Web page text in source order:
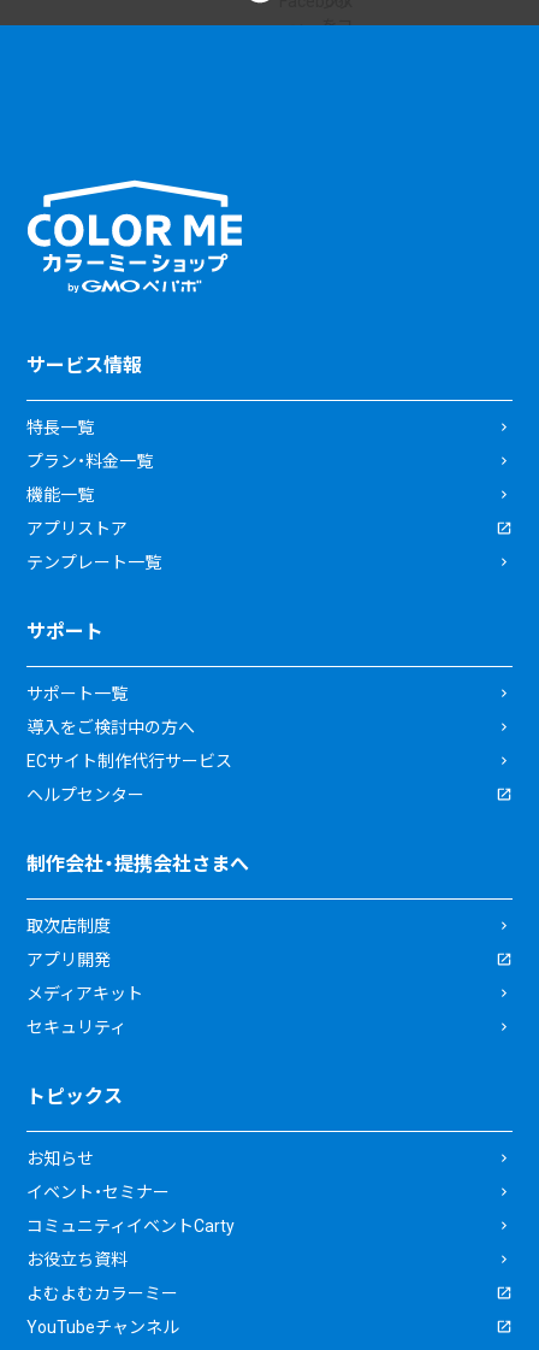
サービス情報
特長一覧
プラン・料金一覧
機能一覧
アプリストア
テンプレート一覧
サポート
サポート一覧
導入をご検討中の方へ
ECサイト制作代行サービス
ヘルプセンター
制作会社・提携会社さまへ
取次店制度
アプリ開発
メディアキット
セキュリティ
トピックス
お知らせ
イベント・セミナー
コミュニティイベントCarty
お役立ち資料
よむよむカラーミー
YouTubeチャンネル